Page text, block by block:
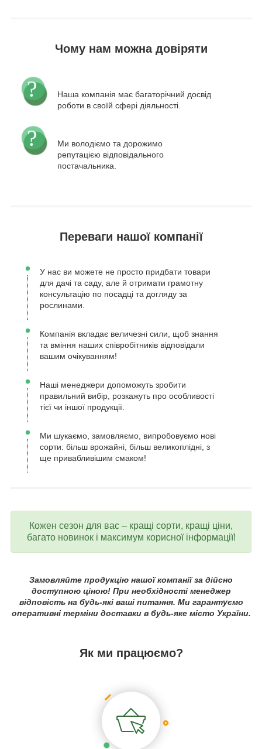
Чому нам можна довіряти
Наша компанія має багаторічний досвід
роботи в своїй сфері діяльності.
Ми володіємо та дорожимо
репутацією відповідального
постачальника.
Переваги нашої компанії
У нас ви можете не просто придбати товари
для дачі та саду, але й отримати грамотну
консультацію по посадці та догляду за
рослинами.
Компанія вкладає величезні сили, щоб знання
та вміння наших співробітників відповідали
вашим очікуванням!
Наші менеджери допоможуть зробити
правильний вибір, розкажуть про особливості
тієї чи іншої продукції.
Ми шукаємо, замовляємо, випробовуємо нові
сорти: більш врожайні, більш великоплідні, з
ще привабливішим смаком!
Кожен сезон для вас – кращі сорти, кращі ціни,
багато новинок і максимум корисної інформації!
Замовляйте продукцію нашої компанії за дійсно
доступною ціною! При необхідності менеджер
відповість на будь-які ваші питання. Ми гарантуємо
оперативні терміни доставки в будь-яке місто України.
Як ми працюємо?